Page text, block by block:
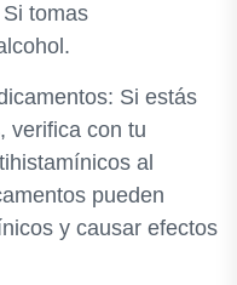
tomas
Si estás
verifica con tu
al
pueden
y causar efectos